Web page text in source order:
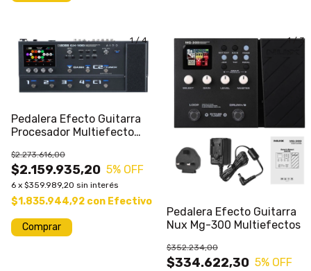
1/4
Pedalera Efecto Guitarra
Procesador Multiefecto
$2.159.935,20
$2.273.616,00
5% OFF
6 x $359.989,20 sin interés
$1.835.944,92 con Efectivo
1/3
Pedalera Efecto Guitarra
Nux Mg-300 Multiefectos
$334.622,30
$352.234,00
5% OFF